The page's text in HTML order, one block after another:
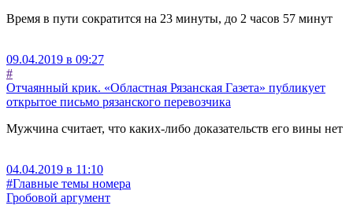
Время в пути сократится на 23 минуты, до 2 часов 57 минут
09.04.2019 в 09:27
#
Отчаянный крик. «Областная Рязанская Газета» публикует
открытое письмо рязанского перевозчика
Мужчина считает, что каких-либо доказательств его вины нет
04.04.2019 в 11:10
#Главные темы номера
Гробовой аргумент